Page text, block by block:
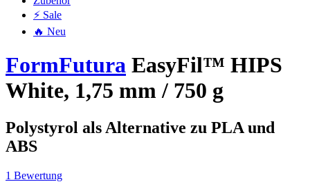
⚡ Sale
🔥 Neu
FormFutura EasyFil™ HIPS
White, 1,75 mm / 750 g
Polystyrol als Alternative zu PLA und
ABS
1 Bewertung